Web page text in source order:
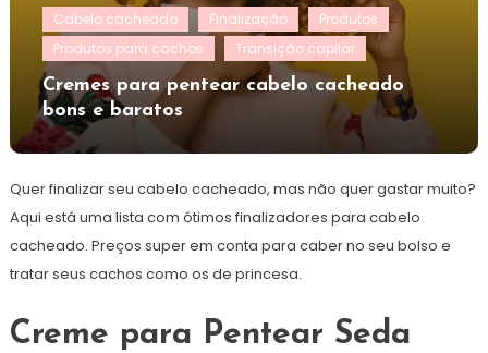
Cabelo cacheado Finalização
Produtos
Produtos para cachos
Transição capilar
Cremes para pentear cabelo cacheado
bons e baratos
Quer finalizar seu cabelo cacheado, mas não quer gastar muito?
Aqui está uma lista com ótimos finalizadores para cabelo
cacheado. Preços super em conta para caber no seu bolso e
tratar seus cachos como os de princesa.
Creme para Pentear Seda